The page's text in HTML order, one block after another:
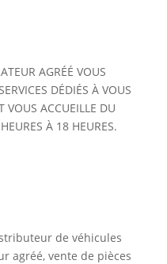
AGRÉÉ VOUS
DÉDIÉS À VOUS
VOUS ACCUEILLE DU
À 18 HEURES.
de véhicules
agréé, vente de pièces